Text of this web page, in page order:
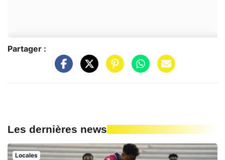
Partager :
Les dernières news
Locales